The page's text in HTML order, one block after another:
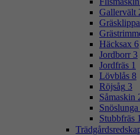
Gallervält
Häcksax 6
Jordborr 3
Jordfräs 1
Lövblås 8
Röjsåg 3
Såmaskin
Snöslunga
Stubbfräs 1